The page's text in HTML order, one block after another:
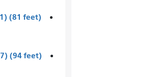
(81 feet)
(94 feet)